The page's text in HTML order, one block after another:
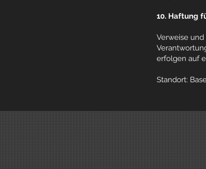
10. Haftung
Verweise
erfolgen auf
Standort: